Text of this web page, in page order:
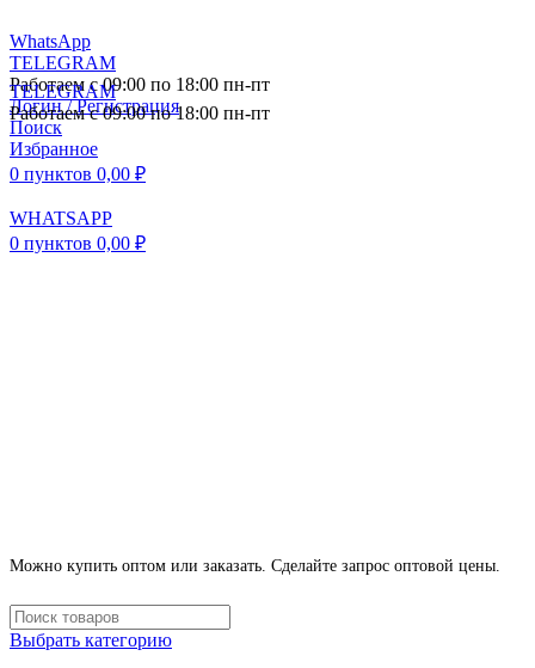
WhatsApp
TELEGRAM
Работаем с 09:00 по 18:00 пн-пт
Логин / Регистрация
Поиск
Избранное
0 пунктов 0,00 ₽
WHATSAPP
0 пунктов 0,00 ₽
TELEGRAM
Работаем с 09:00 по 18:00 пн-пт
Можно купить оптом или заказать. Сделайте запрос оптовой цены.
Выбрать категорию